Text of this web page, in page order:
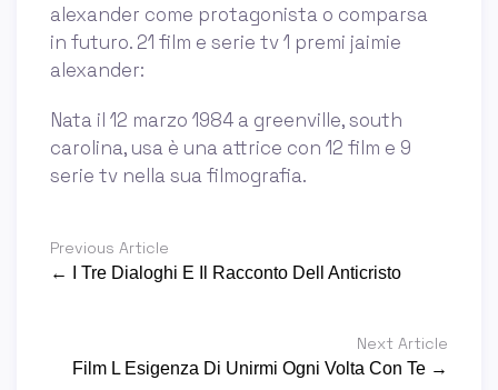
alexander come protagonista o comparsa
in futuro. 21 film e serie tv 1 premi jaimie
alexander:
Nata il 12 marzo 1984 a greenville, south
carolina, usa è una attrice con 12 film e 9
serie tv nella sua filmografia.
Previous Article
← I Tre Dialoghi E Il Racconto Dell Anticristo
Next Article
Film L Esigenza Di Unirmi Ogni Volta Con Te →